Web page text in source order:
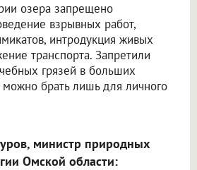
озера запрещено
взрывных работ,
интродукция живых
транспорта. Запретили
грязей в больших
можно брать лишь для личного
министр природных
Омской области: